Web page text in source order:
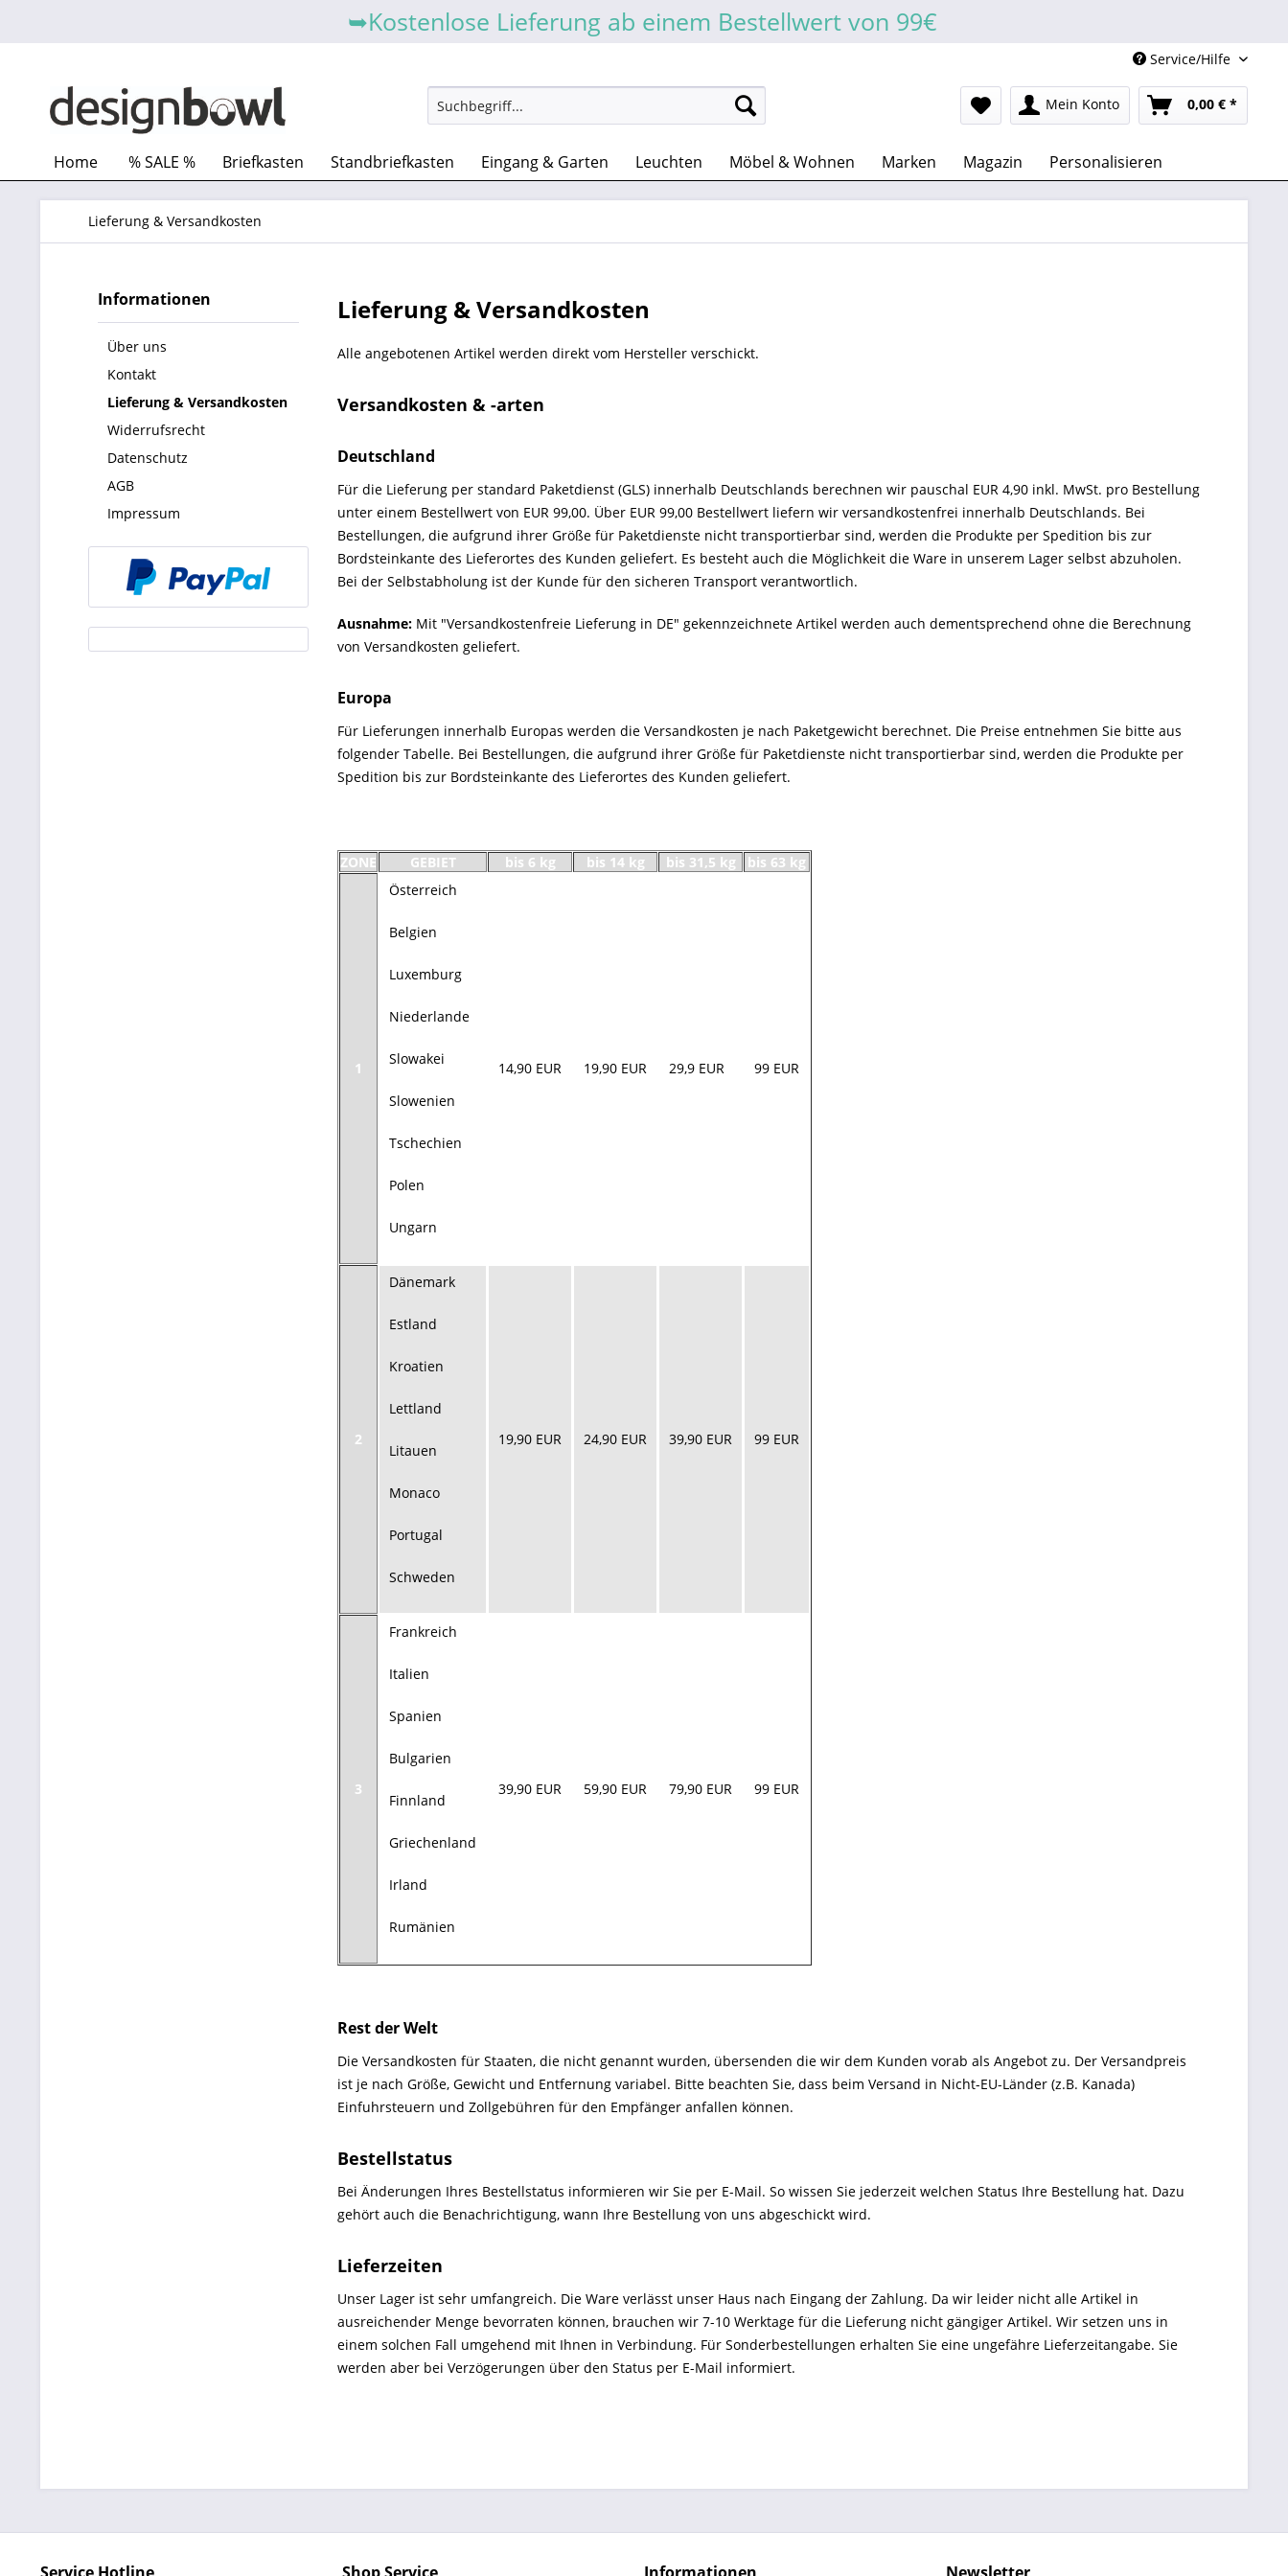
➥Kostenlose Lieferung ab einem Bestellwert von 99€
Service/Hilfe
Mein Konto 0,00 € *
Home % SALE % Briefkasten Standbriefkasten Eingang & Garten Leuchten Möbel & Wohnen Marken Magazin Personalisieren
Lieferung & Versandkosten
Informationen
Über uns
Kontakt
Lieferung & Versandkosten
Widerrufsrecht
Datenschutz
AGB
Impressum
Lieferung & Versandkosten
Alle angebotenen Artikel werden direkt vom Hersteller verschickt.
Versandkosten & -arten
Deutschland
Für die Lieferung per standard Paketdienst (GLS) innerhalb Deutschlands berechnen wir pauschal EUR 4,90 inkl. MwSt. pro Bestellung
unter einem Bestellwert von EUR 99,00. Über EUR 99,00 Bestellwert liefern wir versandkostenfrei innerhalb Deutschlands. Bei
Bestellungen, die aufgrund ihrer Größe für Paketdienste nicht transportierbar sind, werden die Produkte per Spedition bis zur
Bordsteinkante des Lieferortes des Kunden geliefert. Es besteht auch die Möglichkeit die Ware in unserem Lager selbst abzuholen.
Bei der Selbstabholung ist der Kunde für den sicheren Transport verantwortlich.
Ausnahme: Mit "Versandkostenfreie Lieferung in DE" gekennzeichnete Artikel werden auch dementsprechend ohne die Berechnung
von Versandkosten geliefert.
Europa
Für Lieferungen innerhalb Europas werden die Versandkosten je nach Paketgewicht berechnet. Die Preise entnehmen Sie bitte aus
folgender Tabelle. Bei Bestellungen, die aufgrund ihrer Größe für Paketdienste nicht transportierbar sind, werden die Produkte per
Spedition bis zur Bordsteinkante des Lieferortes des Kunden geliefert.
ZONE GEBIET bis 6 kg bis 14 kg bis 31,5 kg bis 63 kg
1
Österreich
Belgien
Luxemburg
Niederlande
Slowakei
Slowenien
Tschechien
Polen
Ungarn
14,90 EUR 19,90 EUR 29,9 EUR 99 EUR
2
Dänemark
Estland
Kroatien
Lettland
Litauen
Monaco
Portugal
Schweden
19,90 EUR 24,90 EUR 39,90 EUR 99 EUR
3
Frankreich
Italien
Spanien
Bulgarien
Finnland
Griechenland
Irland
Rumänien
39,90 EUR 59,90 EUR 79,90 EUR 99 EUR
Rest der Welt
Die Versandkosten für Staaten, die nicht genannt wurden, übersenden die wir dem Kunden vorab als Angebot zu. Der Versandpreis
ist je nach Größe, Gewicht und Entfernung variabel. Bitte beachten Sie, dass beim Versand in Nicht-EU-Länder (z.B. Kanada)
Einfuhrsteuern und Zollgebühren für den Empfänger anfallen können.
Bestellstatus
Bei Änderungen Ihres Bestellstatus informieren wir Sie per E-Mail. So wissen Sie jederzeit welchen Status Ihre Bestellung hat. Dazu
gehört auch die Benachrichtigung, wann Ihre Bestellung von uns abgeschickt wird.
Lieferzeiten
Unser Lager ist sehr umfangreich. Die Ware verlässt unser Haus nach Eingang der Zahlung. Da wir leider nicht alle Artikel in
ausreichender Menge bevorraten können, brauchen wir 7-10 Werktage für die Lieferung nicht gängiger Artikel. Wir setzen uns in
einem solchen Fall umgehend mit Ihnen in Verbindung. Für Sonderbestellungen erhalten Sie eine ungefähre Lieferzeitangabe. Sie
werden aber bei Verzögerungen über den Status per E-Mail informiert.